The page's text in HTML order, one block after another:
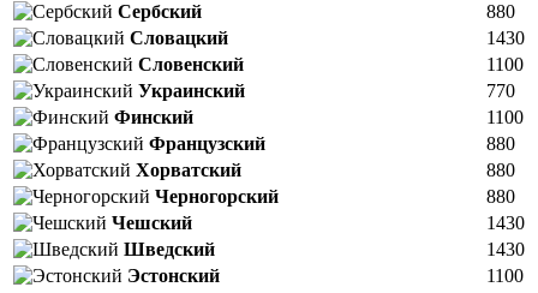
Сербский
880
Словацкий
1430
Словенский
1100
Украинский
770
Финский
1100
Французский
880
Хорватский
880
Черногорский
880
Чешский
1430
Шведский
1430
Эстонский
1100